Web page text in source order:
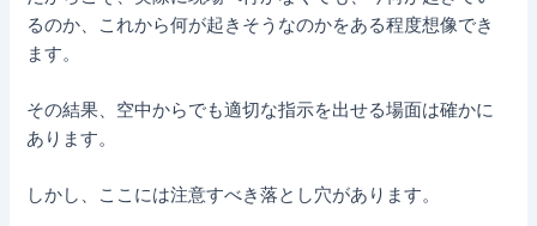
るのか、これから何が起きそうなのかをある程度想像でき
ます。
その結果、空中からでも適切な指示を出せる場面は確かに
あります。
しかし、ここには注意すべき落とし穴があります。